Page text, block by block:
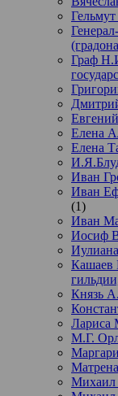
Граф
Елена
Елена
Иван
Иван
(1)
Иван
Иосиф
Кашаев
Князь
Лариса
М.Г.
Михаил